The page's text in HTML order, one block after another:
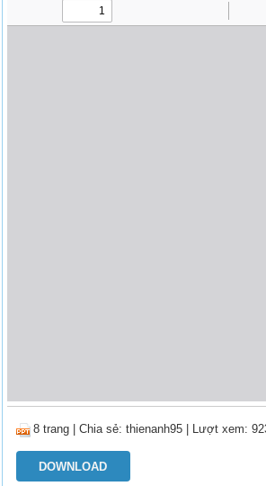
8 trang |Chia sẻ:thienanh95 | Lượt xem:
DOWNLOAD